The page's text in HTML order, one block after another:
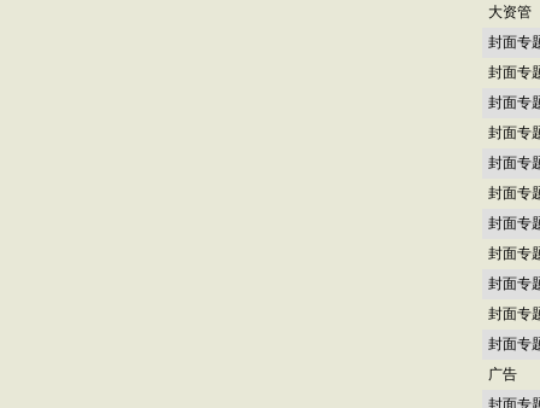
大资管
封面专
封面专
封面专
封面专
封面专
封面专
封面专
封面专
封面专
封面专
封面专
广告
封面专